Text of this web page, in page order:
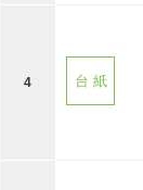
4 台 紙